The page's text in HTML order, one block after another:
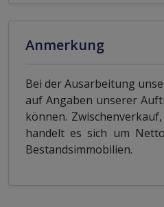
Anmerkung
Bei der Ausarbeitung
auf Angaben unserer
können.
handelt es sich um
Bestandsimmobilien.